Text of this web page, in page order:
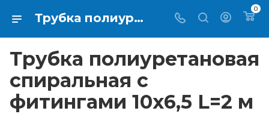
Трубка полиуретановая спиральная с фитингами 10х6,5 L=2 м купить в Екатеринбурге ⇨ RTI-KUPI
0
Трубка полиуретановая
спиральная с
фитингами 10х6,5 L=2 м